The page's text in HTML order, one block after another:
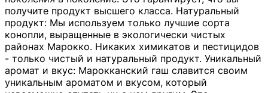
получите продукт высшего класса. Натуральный
продукт: Мы используем только лучшие сорта
конопли, выращенные в экологически чистых
районах Марокко. Никаких химикатов и пестицидов
- только чистый и натуральный продукт. Уникальный
аромат и вкус: Марокканский гаш славится своим
уникальным ароматом и вкусом, который